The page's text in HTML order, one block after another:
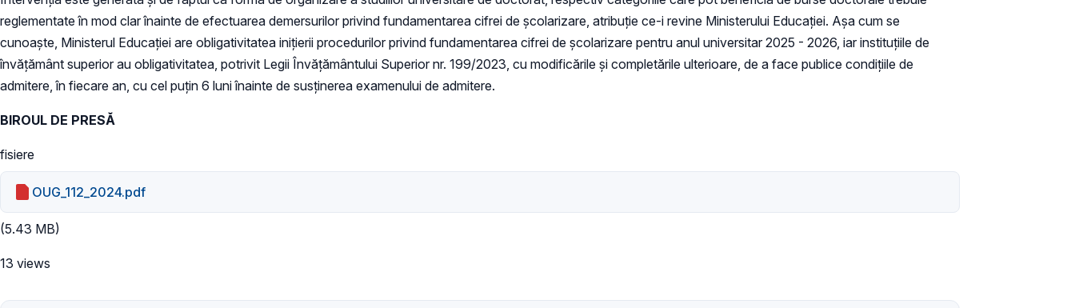
reglementate în mod clar înainte de efectuarea demersurilor privind fundamentarea cifrei de școlarizare, atribuție ce-i revine Ministerului Educației. Așa cum se
cunoaște, Ministerul Educației are obligativitatea inițierii procedurilor privind fundamentarea cifrei de școlarizare pentru anul universitar 2025 - 2026, iar instituțiile de
învățământ superior au obligativitatea, potrivit Legii Învățământului Superior nr. 199/2023, cu modificările și completările ulterioare, de a face publice condițiile de
admitere, în fiecare an, cu cel puțin 6 luni înainte de susținerea examenului de admitere.
BIROUL DE PRESĂ
fisiere
OUG_112_2024.pdf
(5.43 MB)
13 views